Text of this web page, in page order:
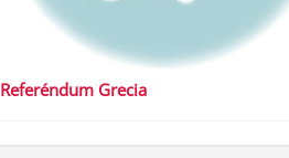
Referéndum Grecia